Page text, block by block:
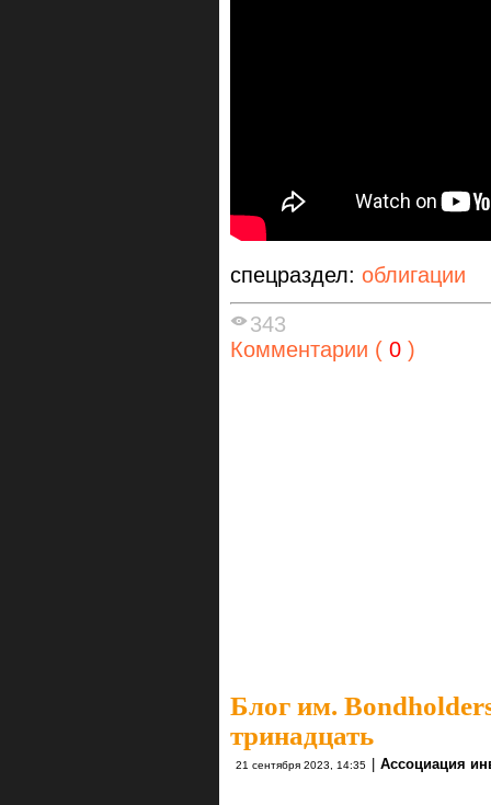
спецраздел: облигации
343
Комментарии ( 0 )
Блог им.
тринадцать
21 сентября 2023, 14:35 Ассоциация